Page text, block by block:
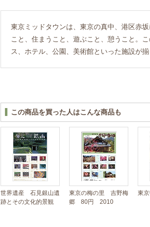
東京ミッドタウンは、東京の真中、港区赤
こと、住まうこと、遊ぶこと、憩うこと。
ス、ホテル、公園、美術館といった施設が
この商品を買った人はこんな商品も
世界遺産 石見銀山遺
跡とその文化的景観
東京の梅の里 吉野梅
郷 80円 2010
東